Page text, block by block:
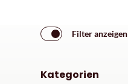
Filter anzeigen
Kategorien